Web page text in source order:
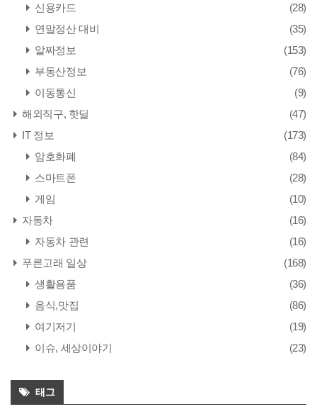
신용카드
(28)
연말정산 대비
(35)
알짜정보
(153)
부동산정보
(76)
이동통신
(9)
해외직구, 핫딜
(47)
IT 정보
(173)
암호화폐
(84)
스마트폰
(28)
게임
(10)
자동차
(16)
자동차 관련
(16)
푸른고래 일상
(168)
생활용품
(36)
음식,맛집
(86)
여기저기
(19)
이슈, 세상이야기
(23)
태그